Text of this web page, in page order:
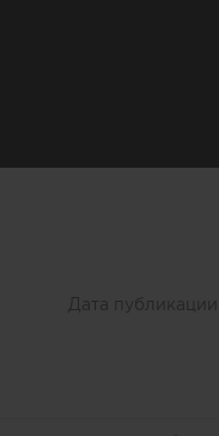
Дата публикации: